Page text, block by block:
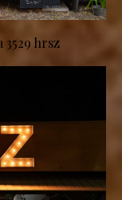
3529 hrsz